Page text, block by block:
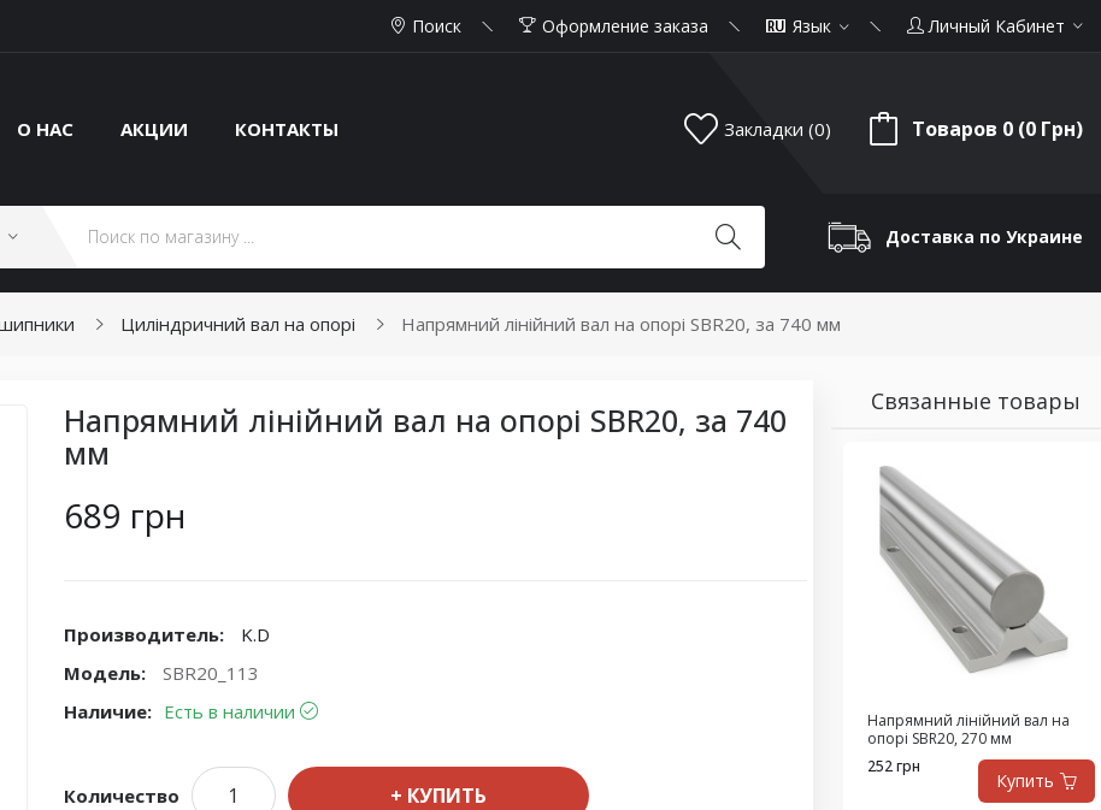
Поиск Оформление заказа Язык Личный Кабинет
О НАС АКЦИИ КОНТАКТЫ Закладки (0) Товаров 0 (0 Грн)
Доставка по Украине
Циліндричний вал на опорі Напрямний лінійний вал на опорі SBR20, за 740 мм
Напрямний лінійний вал на опорі SBR20, за 740
мм
689 грн
Производитель:
K.D
Модель:
SBR20_113
Наличие: Есть в наличии
Количество КУПИТЬ
Связанные товары
Напрямний лінійний вал на
опорі SBR20, 270 мм
252 грн
Купить